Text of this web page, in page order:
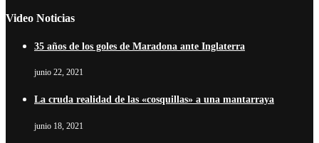
Video Noticias
35 años de los goles de Maradona ante Inglaterra
junio 22, 2021
La cruda realidad de las «cosquillas» a una mantarraya
junio 18, 2021